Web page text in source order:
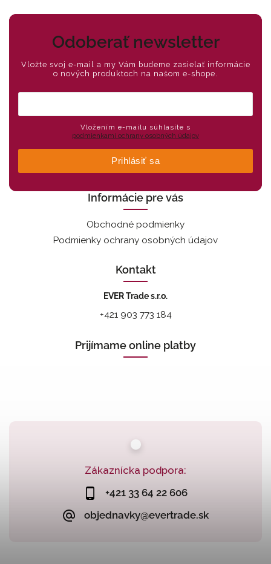
Zákaznícka podpora:
+421 33 64 22 606
objednavky@evertrade.sk
Odoberať newsletter
Vložte svoj e-mail a my Vám budeme zasielať informácie
o nových produktoch na našom e-shope.
podmienkami ochrany osobných údajov
Prihlásiť sa
Informácie pre vás
Obchodné podmienky
Podmienky ochrany osobných údajov
Kontakt
EVER Trade s.r.o.
+421 903 773 184
Prijímame online platby